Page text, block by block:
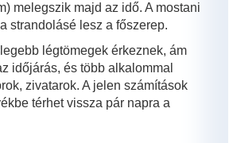
melegszik majd az idő. A mostani
strandolásé lesz a főszerep.
légtömegek érkeznek, ám
időjárás, és több alkalommal
zivatarok. A jelen számítások
térhet vissza pár napra a